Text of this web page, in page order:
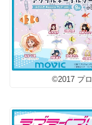
©2017 プ